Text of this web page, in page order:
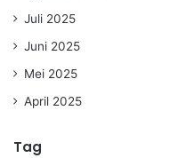
Juli 2025
Juni 2025
Mei 2025
April 2025
Tag